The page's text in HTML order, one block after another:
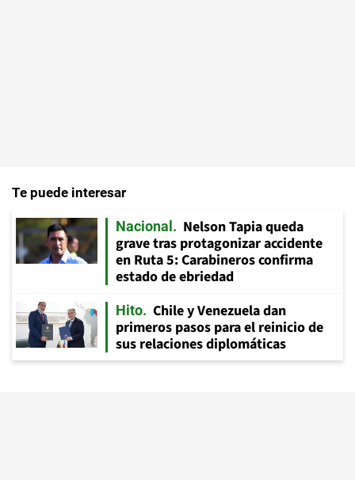
Te puede interesar
Nacional
Nelson Tapia queda
grave tras protagonizar accidente
en Ruta 5: Carabineros confirma
estado de ebriedad
Hito
Chile y Venezuela dan
primeros pasos para el reinicio de
sus relaciones diplomáticas